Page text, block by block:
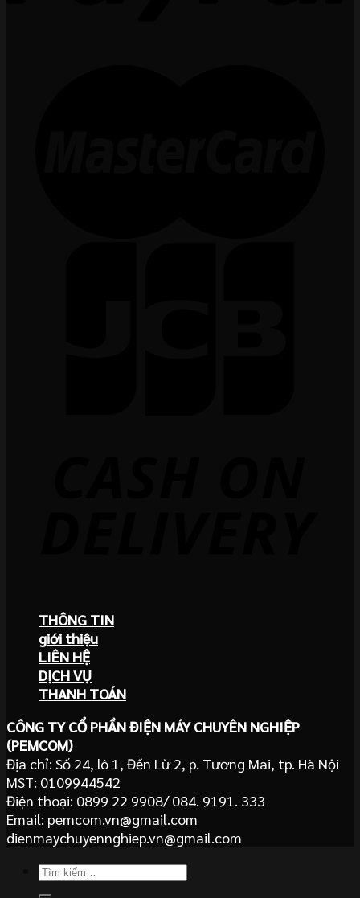
THÔNG TIN
giới thiệu
LIÊN HỆ
DỊCH VỤ
THANH TOÁN
CÔNG TY CỔ PHẦN ĐIỆN MÁY CHUYÊN NGHIỆP
(PEMCOM)
Địa chỉ: Số 24, lô 1, Đền Lừ 2, p. Tương Mai, tp. Hà Nội
MST: 0109944542
Điện thoại: 0899 22 9908/ 084. 9191. 333
Email: pemcom.vn@gmail.com
dienmaychuyennghiep.vn@gmail.com
Tìm